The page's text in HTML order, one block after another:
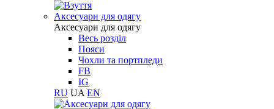
Aксесуари для одягу
Aксесуари для одягу
Весь розділ
Пояси
Чохли та портпледи
FB
IG
RU UA EN